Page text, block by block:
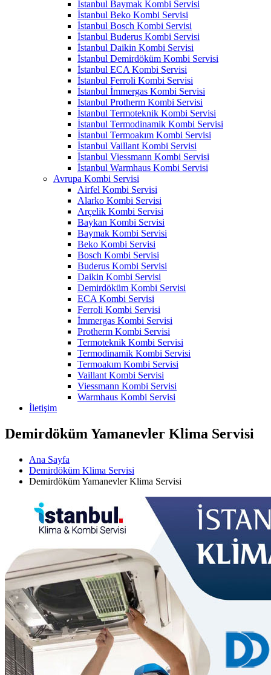
İstanbul Baymak Kombi Servisi
İstanbul Beko Kombi Servisi
İstanbul Bosch Kombi Servisi
İstanbul Buderus Kombi Servisi
İstanbul Daikin Kombi Servisi
İstanbul Demirdöküm Kombi Servisi
İstanbul ECA Kombi Servisi
İstanbul Ferroli Kombi Servisi
İstanbul İmmergas Kombi Servisi
İstanbul Protherm Kombi Servisi
İstanbul Termoteknik Kombi Servisi
İstanbul Termodinamik Kombi Servisi
İstanbul Termoakım Kombi Servisi
İstanbul Vaillant Kombi Servisi
İstanbul Viessmann Kombi Servisi
İstanbul Warmhaus Kombi Servisi
Avrupa Kombi Servisi
Airfel Kombi Servisi
Alarko Kombi Servisi
Arçelik Kombi Servisi
Baykan Kombi Servisi
Baymak Kombi Servisi
Beko Kombi Servisi
Bosch Kombi Servisi
Buderus Kombi Servisi
Daikin Kombi Servisi
Demirdöküm Kombi Servisi
ECA Kombi Servisi
Ferroli Kombi Servisi
İmmergas Kombi Servisi
Protherm Kombi Servisi
Termoteknik Kombi Servisi
Termodinamik Kombi Servisi
Termoakım Kombi Servisi
Vaillant Kombi Servisi
Viessmann Kombi Servisi
Warmhaus Kombi Servisi
İletişim
Demirdöküm Yamanevler Klima Servisi
Ana Sayfa
Demirdöküm Klima Servisi
Demirdöküm Yamanevler Klima Servisi